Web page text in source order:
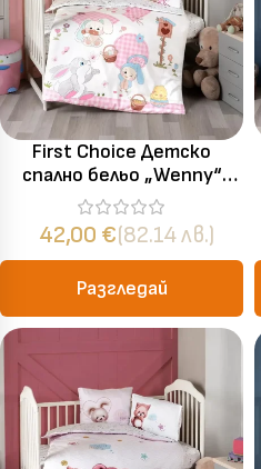
First Choice Детско
спално бельо „Wenny“
Бамбук Сатен – 100%
бамбук – 4 части – за
бебешко легло
42,00 €(82.14 лв.)
Разгледай